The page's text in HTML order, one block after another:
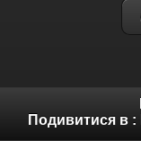
Подивитися в :